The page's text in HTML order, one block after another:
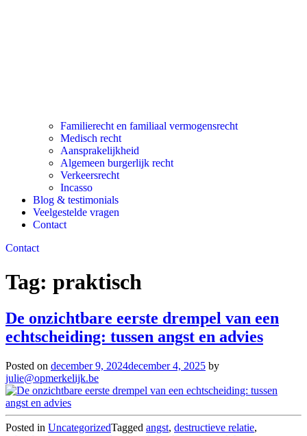
Familierecht en familiaal vermogensrecht
Medisch recht
Aansprakelijkheid
Algemeen burgerlijk recht
Verkeersrecht
Incasso
Blog & testimonials
Veelgestelde vragen
Contact
Contact
Tag: praktisch
De onzichtbare eerste drempel van een
echtscheiding: tussen angst en advies
Posted on december 9, 2024december 4, 2025 by
julie@opmerkelijk.be
Posted in UncategorizedTagged angst, destructieve relatie,